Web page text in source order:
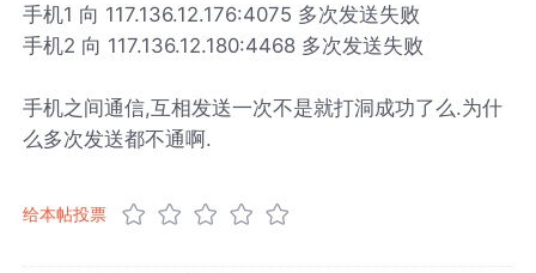
手机1 向 117.136.12.176:4075 多次发送失败
手机2 向 117.136.12.180:4468 多次发送失败
手机之间通信,互相发送一次不是就打洞成功了么.为什
么多次发送都不通啊.
给本帖投票